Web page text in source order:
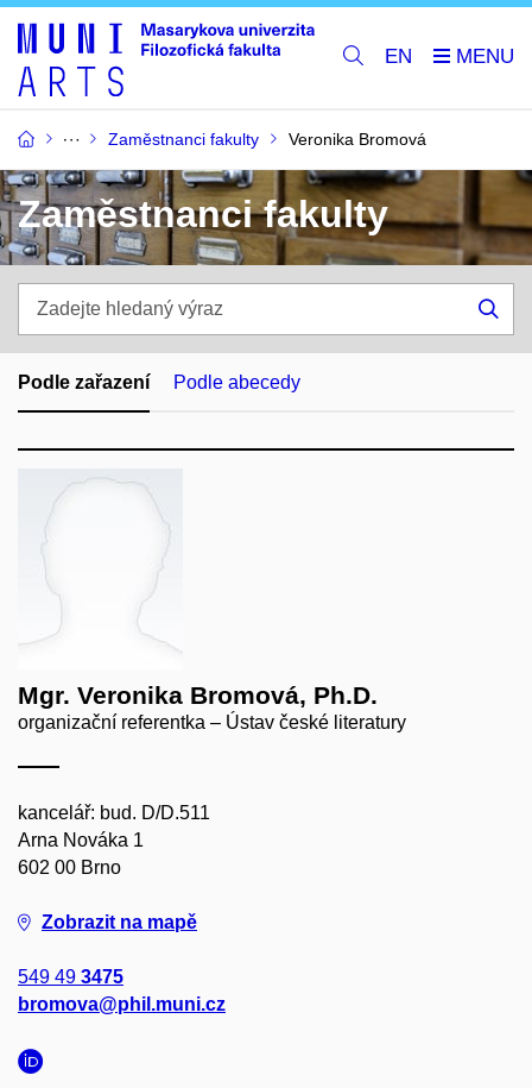
EN
Zaměstnanci fakulty Veronika Bromová
Zaměstnanci fakulty
hledaný
výraz
Podle zařazení Podle abecedy
Mgr. Veronika Bromová, Ph.D.
organizační referentka – Ústav české literatury
kancelář: bud. D/D.511
Arna Nováka 1
602 00 Brno
Zobrazit na mapě
549 49 3475
bromova@phil.muni.cz